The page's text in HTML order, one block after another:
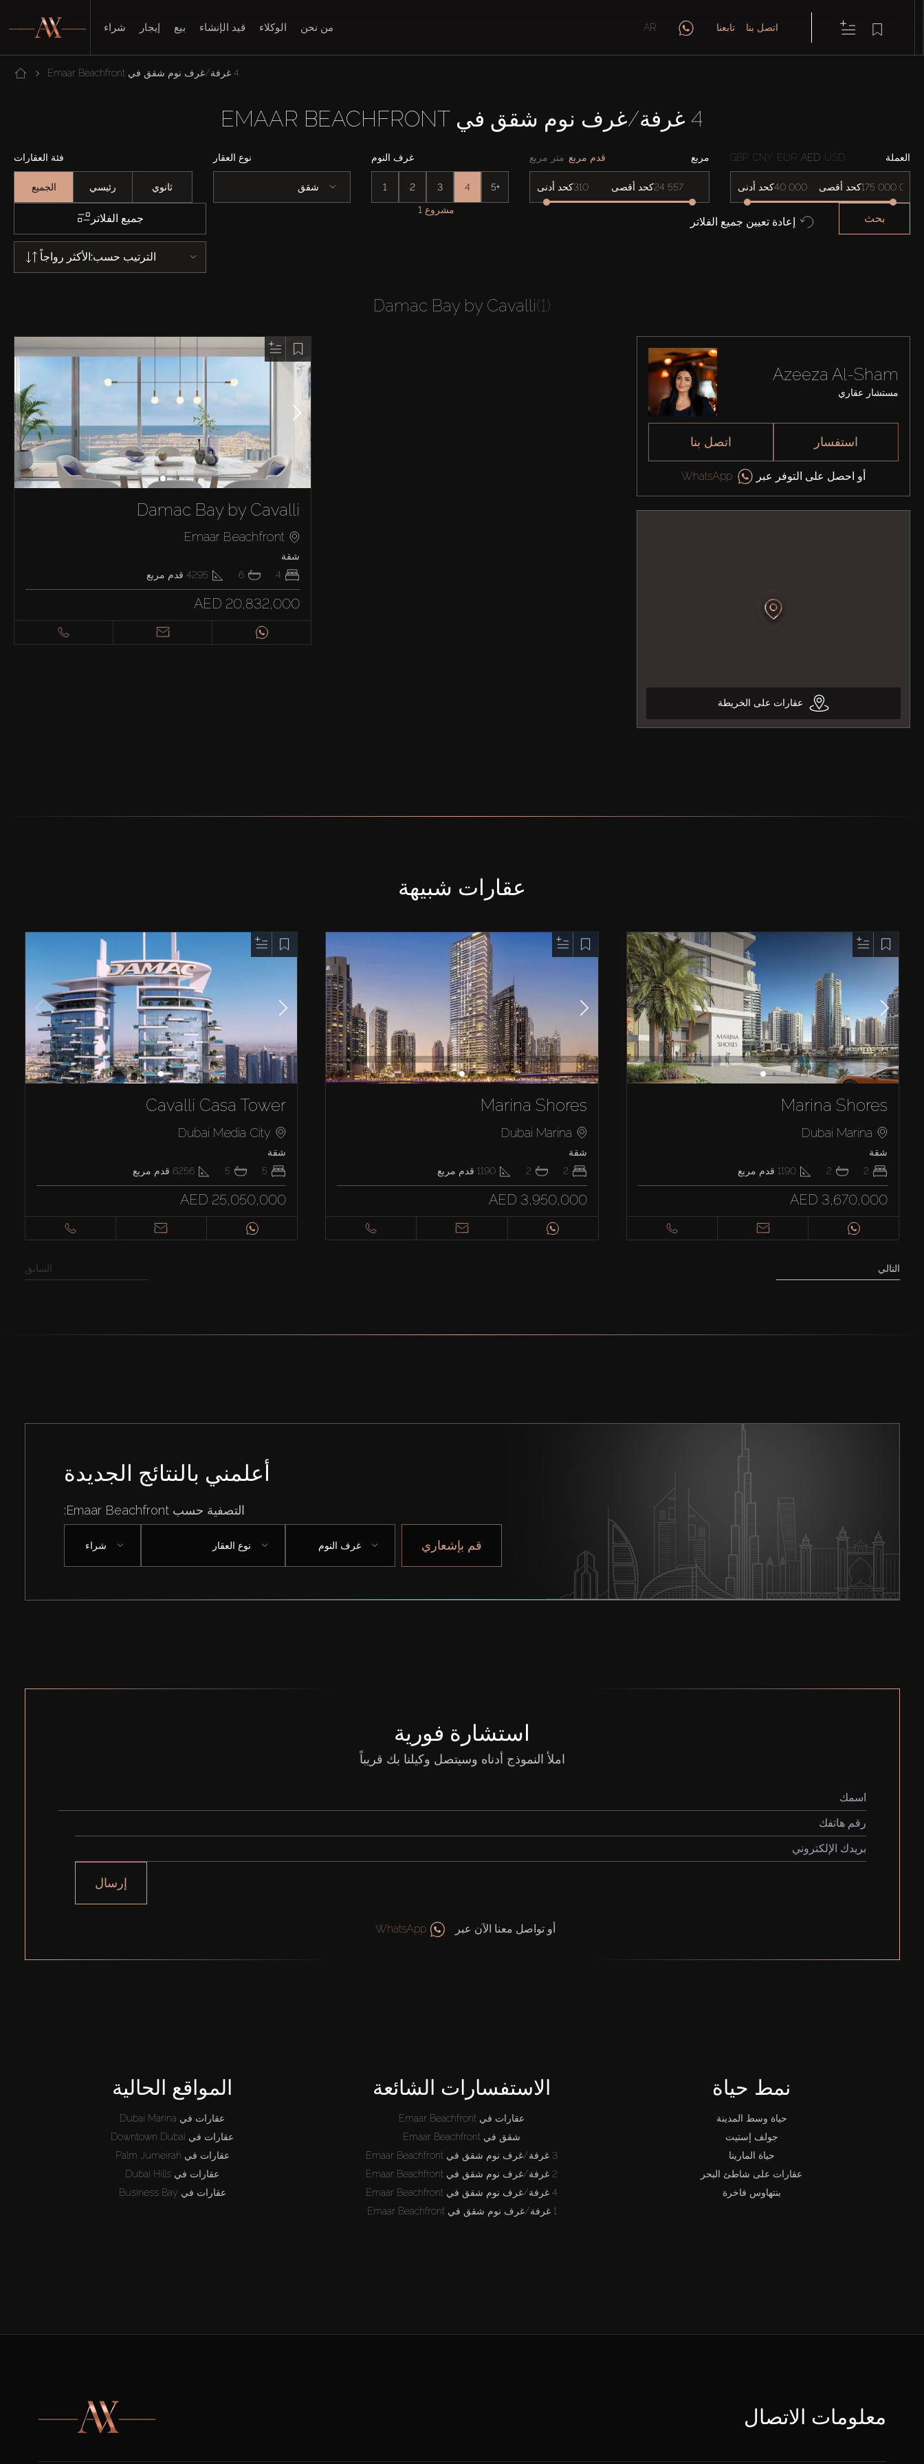
شراء إيجار بيع قيد الإنشاء الوكلاء من نحن AR تابعنا اتصل بنا
4 غرفة/غرف نوم شقق في Emaar Beachfront
4 غرفة/غرف نوم شقق في EMAAR BEACHFRONT
فئة العقارات
الجميع رئيسي ثانوي
نوع العقار
شقق
غرف النوم
1 2 3 4 5+
مربع متر مربع قدم مربع
كحد أدنى كحد أقصى
العملة GBP CNY EUR AED USD
كحد أدنى كحد أقصى
جميع الفلاتر
1 مشروع
إعادة تعيين جميع الفلاتر بحث
الأكثر رواجاًالترتيب حسب:
Damac Bay by Cavalli(1)
Damac Bay by Cavalli
Emaar Beachfront
شقة
4
6
4295 قدم مربع
AED 20,832,000
Azeeza Al-Sham
مستشار عقاري
اتصل بنا استفسار
أو احصل على التوفر عبر WhatsApp
عقارات على الخريطة
عقارات شبيهة
Cavalli Casa Tower
Dubai Media City
شقة
5
5
6256 قدم مربع
AED 25,050,000
Marina Shores
Dubai Marina
شقة
2
2
1190 قدم مربع
AED 3,950,000
Marina Shores
Dubai Marina
شقة
2
2
1190 قدم مربع
AED 3,670,000
السابق التالي
أعلمني بالنتائج الجديدة
التصفية حسب Emaar Beachfront:
شراء نوع العقار غرف النوم قم بإشعاري
استشارة فورية
املأ النموذج أدناه وسيتصل وكيلنا بك قريباً
إرسال
أو تواصل معنا الآن عبر WhatsApp
المواقع الحالية
عقارات في Dubai Marina
عقارات في Downtown Dubai
عقارات في Palm Jumeirah
عقارات في Dubai Hills
عقارات في Business Bay
الاستفسارات الشائعة
عقارات في Emaar Beachfront
شقق في Emaar Beachfront
3 غرفة/غرف نوم شقق في Emaar Beachfront
2 غرفة/غرف نوم شقق في Emaar Beachfront
4 غرفة/غرف نوم شقق في Emaar Beachfront
1 غرفة/غرف نوم شقق في Emaar Beachfront
نمط حياة
حياة وسط المدينة
جولف إستيت
حياة المارينا
عقارات على شاطئ البحر
بنتهاوس فاخرة
معلومات الاتصال